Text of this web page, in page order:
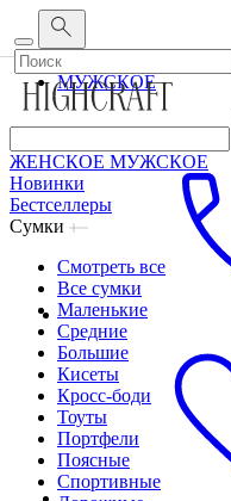
Корпоративным клиентам
ЖЕНСКОЕ
МУЖСКОЕ
ЖЕНСКОЕ МУЖСКОЕ
Новинки
Бестселлеры
Сумки
Смотреть все
Все сумки
Маленькие
Средние
Большие
Кисеты
Кросс-боди
Тоуты
Портфели
Поясные
Спортивные